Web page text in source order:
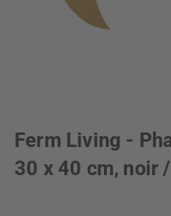
Ferm Living -
30 x 40 cm, noir